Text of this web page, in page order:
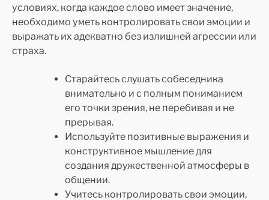
условиях, когда каждое слово имеет значение,
необходимо уметь контролировать свои эмоции и
выражать их адекватно без излишней агрессии или
страха.
Старайтесь слушать собеседника
внимательно и с полным пониманием
его точки зрения, не перебивая и не
прерывая.
Используйте позитивные выражения и
конструктивное мышление для
создания дружественной атмосферы в
общении.
Учитесь контролировать свои эмоции,